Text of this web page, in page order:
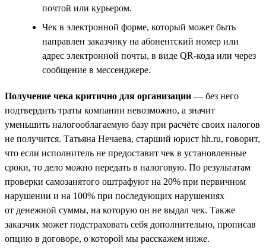
почтой или курьером.
Чек в электронной форме, который может быть
направлен заказчику на абонентский номер или
адрес электронной почты, в виде QR-кода или через
сообщение в мессенджере.
Получение чека критично для организации — без него
подтвердить траты компании невозможно, а значит
уменьшить налогооблагаемую базу при расчёте своих налогов
не получится. Татьяна Нечаева, старший юрист hh.ru, говорит,
что если исполнитель не предоставит чек в установленные
сроки, то дело можно передать в налоговую. По результатам
проверки самозанятого оштрафуют на 20% при первичном
нарушении и на 100% при последующих нарушениях
от денежной суммы, на которую он не выдал чек. Также
заказчик может подстраховать себя дополнительно, прописав
опцию в договоре, о которой мы расскажем ниже.